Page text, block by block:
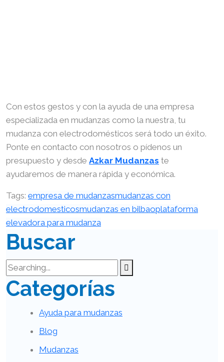
Con estos gestos y con la ayuda de una empresa
especializada en mudanzas como la nuestra, tu
mudanza con electrodomésticos será todo un éxito.
Ponte en contacto con nosotros o pídenos un
presupuesto y desde Azkar Mudanzas te
ayudaremos de manera rápida y económica.
Tags: empresa de mudanzasmudanzas con
electrodomesticosmudanzas en bilbaoplataforma
elevadora para mudanza
Buscar
Categorías
Ayuda para mudanzas
Blog
Mudanzas